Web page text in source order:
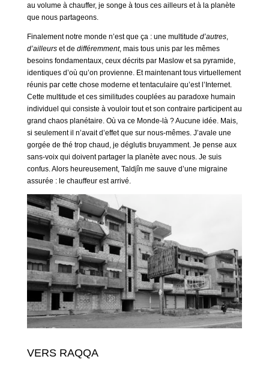
au volume à chauffer, je songe à tous ces ailleurs et à la planète
que nous partageons.
Finalement notre monde n’est que ça : une multitude d’autres,
d’ailleurset de différemment, mais tous unis par les mêmes
besoins fondamentaux, ceux décrits par Maslow et sa pyramide,
identiques d’où qu’on provienne. Et maintenant tous virtuellement
réunis par cette chose moderne et tentaculaire qu’est l’Internet.
Cette multitude et ces similitudes couplées au paradoxe humain
individuel qui consiste à vouloir tout et son contraire participent au
grand chaos planétaire. Où va ce Monde-là ? Aucune idée. Mais,
si seulement il n’avait d’effet que sur nous-mêmes. J’avale une
gorgée de thé trop chaud, je déglutis bruyamment. Je pense aux
sans-voix qui doivent partager la planète avec nous. Je suis
confus. Alors heureusement, Taldjîn me sauve d’une migraine
assurée : le chauffeur est arrivé.
VERS RAQQA